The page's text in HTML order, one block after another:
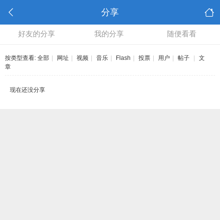
分享
好友的分享 我的分享 随便看看
按类型查看: 全部 网址 视频 音乐 Flash 投票 用户 帖子
文
章
现在还没分享